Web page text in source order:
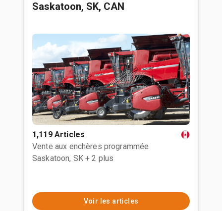
Saskatoon, SK, CAN
1,119 Articles
Vente aux enchères programmée
Saskatoon, SK + 2 plus
Voir les articles